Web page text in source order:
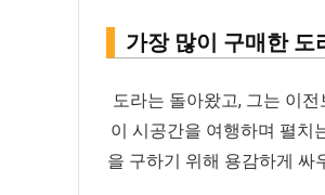
가장 많이 구매한 도
도라는 돌아왔고, 그는 이
이 시공간을 여행하며 펼치
을 구하기 위해 용감하게 싸